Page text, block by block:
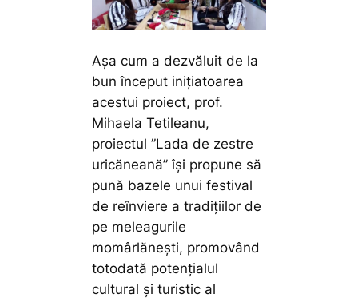
Așa cum a dezvăluit de la
bun început inițiatoarea
acestui proiect, prof.
Mihaela Tetileanu,
proiectul ”Lada de zestre
uricăneană” își propune să
pună bazele unui festival
de reînviere a tradițiilor de
pe meleagurile
momârlănești, promovând
totodată potențialul
cultural și turistic al